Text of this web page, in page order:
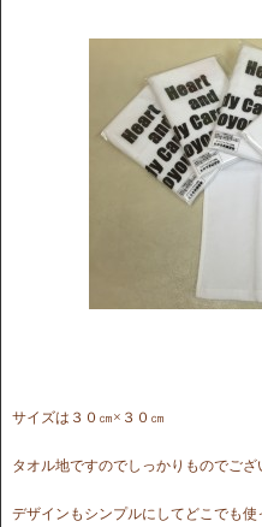
サイズは３０㎝×３０㎝
タオル地ですのでしっかりものでござ
デザインもシンプルにしてどこでも